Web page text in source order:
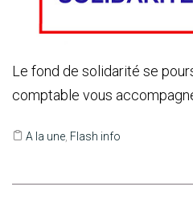
Le fond de solidarité se
comptable vous
A la une Flash info